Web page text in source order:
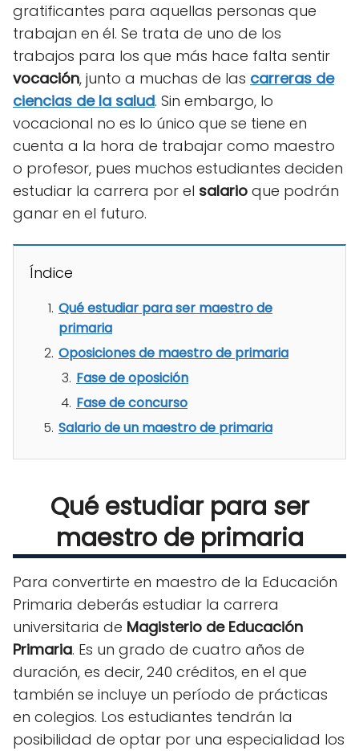
gratificantes para aquellas personas que
trabajan en él. Se trata de uno de los
trabajos para los que más hace falta sentir
vocación, junto a muchas de las carreras de
ciencias de la salud. Sin embargo, lo
vocacional no es lo único que se tiene en
cuenta a la hora de trabajar como maestro
o profesor, pues muchos estudiantes deciden
estudiar la carrera por el salario que podrán
ganar en el futuro.
Índice
Qué estudiar para ser maestro de
primaria
Oposiciones de maestro de primaria
Fase de oposición
Fase de concurso
Salario de un maestro de primaria
Qué estudiar para ser
maestro de primaria
Para convertirte en maestro de la Educación
Primaria deberás estudiar la carrera
universitaria de Magisterio de Educación
Primaria. Es un grado de cuatro años de
duración, es decir, 240 créditos, en el que
también se incluye un período de prácticas
en colegios. Los estudiantes tendrán la
posibilidad de optar por una especialidad los